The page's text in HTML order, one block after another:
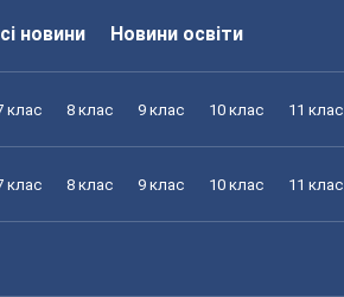
новини Новини освіти
клас 8 клас 9 клас 10 клас 11 клас
клас 8 клас 9 клас 10 клас 11 клас